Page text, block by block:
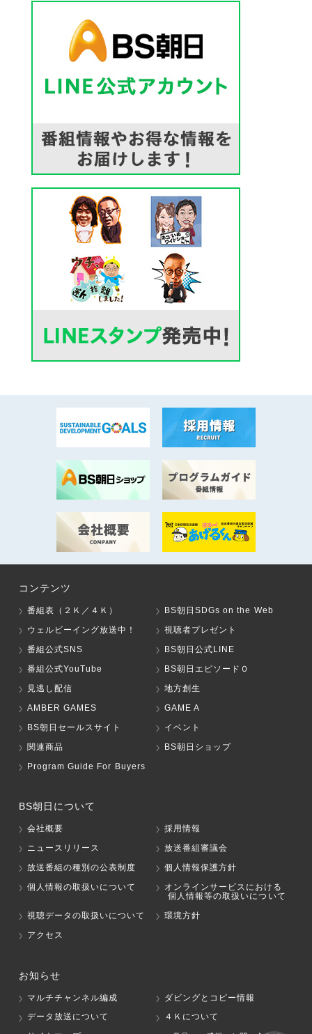
コンテンツ
番組表（２Ｋ／４Ｋ）
BS朝日SDGs on the Web
ウェルビーイング放送中！
視聴者プレゼント
番組公式SNS
BS朝日公式LINE
番組公式YouTube
BS朝日エピソード０
見逃し配信
地方創生
AMBER GAMES
GAME A
BS朝日セールスサイト
イベント
関連商品
BS朝日ショップ
Program Guide For Buyers
BS朝日について
会社概要
採用情報
ニュースリリース
放送番組審議会
放送番組の種別の公表制度
個人情報保護方針
個人情報の取扱いについて
オンラインサービスにおける
個人情報等の取扱いについて
視聴データの取扱いについて
環境方針
アクセス
お知らせ
マルチチャンネル編成
ダビングとコピー情報
データ放送について
４Ｋについて